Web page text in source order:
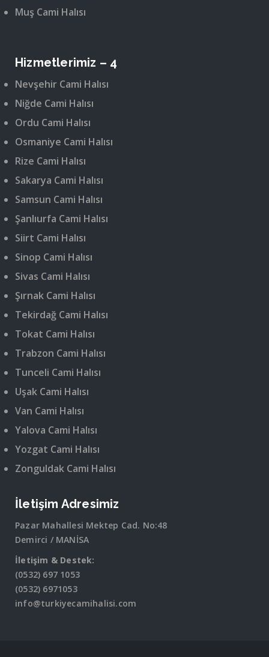
Muş Cami Halısı
Hizmetlerimiz – 4
Nevşehir Cami Halısı
Niğde Cami Halısı
Ordu Cami Halısı
Osmaniye Cami Halısı
Rize Cami Halısı
Sakarya Cami Halısı
Samsun Cami Halısı
Şanlıurfa Cami Halısı
Siirt Cami Halısı
Sinop Cami Halısı
Sivas Cami Halısı
Şırnak Cami Halısı
Tekirdağ Cami Halısı
Tokat Cami Halısı
Trabzon Cami Halısı
Tunceli Cami Halısı
Uşak Cami Halısı
Van Cami Halısı
Yalova Cami Halısı
Yozgat Cami Halısı
Zonguldak Cami Halısı
İletişim Adresimiz
Pazar Mahallesi Mektep Cad. No:48
Demirci / MANİSA
İletişim & Destek:
(0532) 697 1053
(0532) 6971053
info@turkiyecamihalisi.com